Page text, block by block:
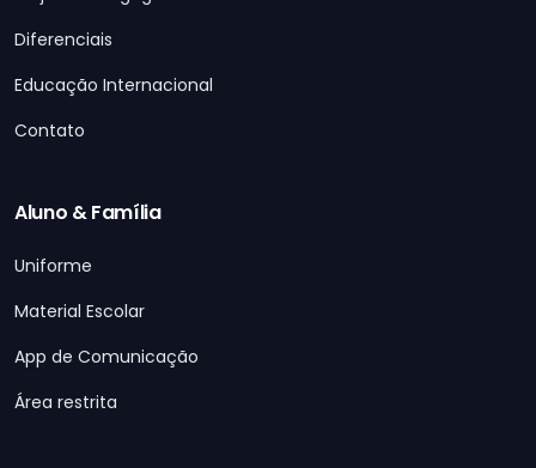
Diferenciais
Educação Internacional
Contato
Aluno & Família
Uniforme
Material Escolar
App de Comunicação
Área restrita